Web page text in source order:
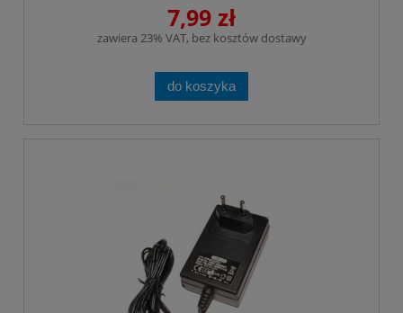
7,99 zł
zawiera 23% VAT, bez kosztów dostawy
do koszyka